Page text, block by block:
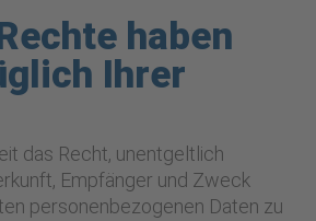
haben
Ihrer
das Recht, unentgeltlich
Empfänger und Zweck
personenbezogenen Daten zu